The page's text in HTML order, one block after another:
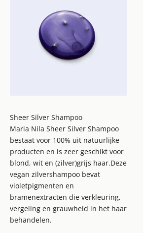
Sheer Silver Shampoo
Maria Nila Sheer Silver Shampoo
bestaat voor 100% uit natuurlijke
producten en is zeer geschikt voor
blond, wit en (zilver)grijs haar.Deze
vegan zilvershampoo bevat
violetpigmenten en
bramenextracten die verkleuring,
vergeling en grauwheid in het haar
behandelen.